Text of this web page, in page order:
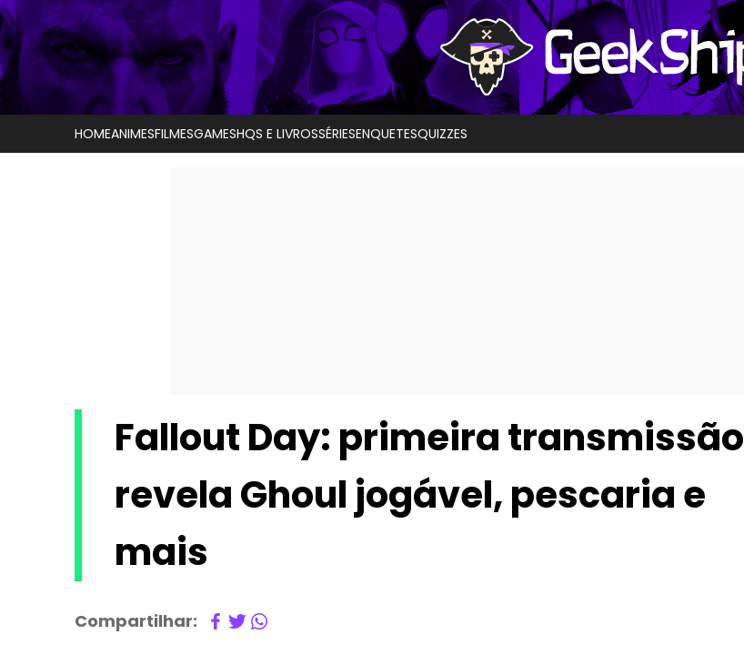
HOMEANIMESFILMESGAMESHQS E LIVROSSÉRIESENQUETESQUIZZES
Fallout Day: primeira transmissão
revela Ghoul jogável, pescaria e
mais
Compartilhar: